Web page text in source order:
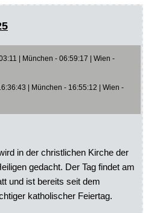
| München - 06:59:17 | Wien -
| München - 16:55:12 | Wien -
in der christlichen Kirche der
gedacht. Der Tag findet am
und ist bereits seit dem
katholischer Feiertag.